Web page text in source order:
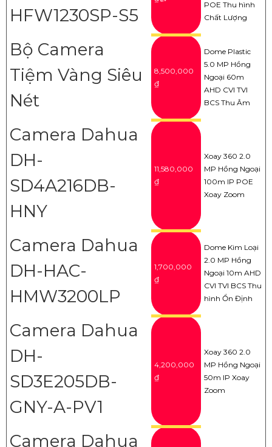
HFW1230SP-S5
POE Thu hình
Chất Lượng
Bộ Camera
Tiệm Vàng Siêu
Nét
8,500,000
₫
Dome Plastic
5.0 MP Hồng
Ngoại 60m
AHD CVI TVI
BCS Thu Âm
Camera Dahua
DH-
SD4A216DB-
HNY
11,580,000
₫
Xoay 360 2.0
MP Hồng Ngoại
100m IP POE
Xoay Zoom
Camera Dahua
DH-HAC-
HMW3200LP
1,700,000
₫
Dome Kim Loại
2.0 MP Hồng
Ngoại 10m AHD
CVI TVI BCS Thu
hình Ổn Định
Camera Dahua
DH-
SD3E205DB-
GNY-A-PV1
4,200,000
₫
Xoay 360 2.0
MP Hồng Ngoại
50m IP Xoay
Zoom
Camera Dahua